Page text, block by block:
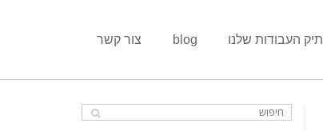
תיק העבודות שלנו blog צור קשר